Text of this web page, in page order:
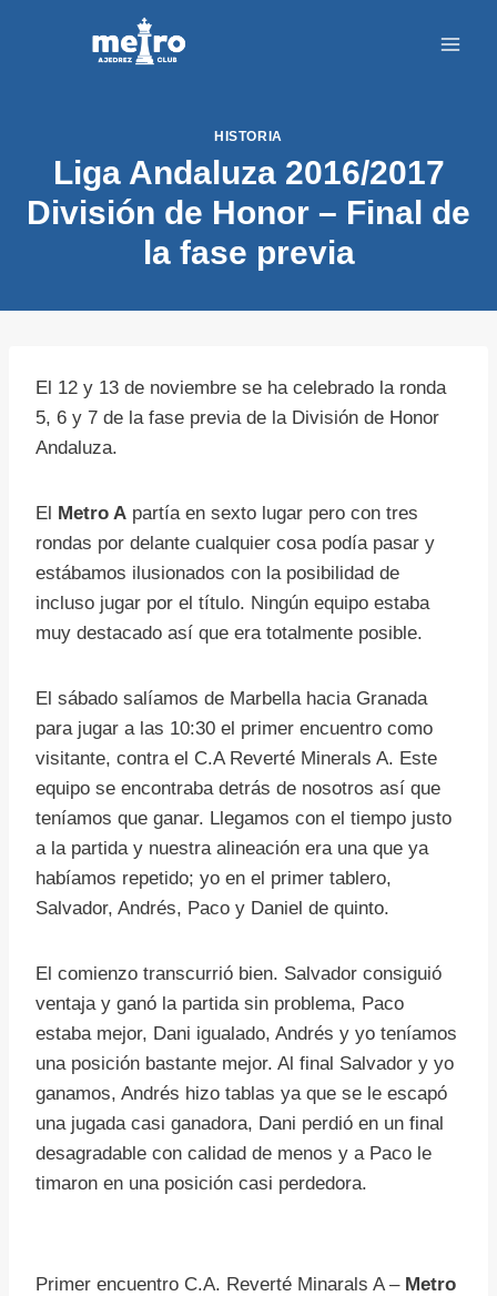
HISTORIA
Liga Andaluza 2016/2017
División de Honor – Final de
la fase previa
El 12 y 13 de noviembre se ha celebrado la ronda
5, 6 y 7 de la fase previa de la División de Honor
Andaluza.
El Metro A partía en sexto lugar pero con tres
rondas por delante cualquier cosa podía pasar y
estábamos ilusionados con la posibilidad de
incluso jugar por el título. Ningún equipo estaba
muy destacado así que era totalmente posible.
El sábado salíamos de Marbella hacia Granada
para jugar a las 10:30 el primer encuentro como
visitante, contra el C.A Reverté Minerals A. Este
equipo se encontraba detrás de nosotros así que
teníamos que ganar. Llegamos con el tiempo justo
a la partida y nuestra alineación era una que ya
habíamos repetido; yo en el primer tablero,
Salvador, Andrés, Paco y Daniel de quinto.
El comienzo transcurrió bien. Salvador consiguió
ventaja y ganó la partida sin problema, Paco
estaba mejor, Dani igualado, Andrés y yo teníamos
una posición bastante mejor. Al final Salvador y yo
ganamos, Andrés hizo tablas ya que se le escapó
una jugada casi ganadora, Dani perdió en un final
desagradable con calidad de menos y a Paco le
timaron en una posición casi perdedora.
Primer encuentro C.A. Reverté Minarals A – Metro